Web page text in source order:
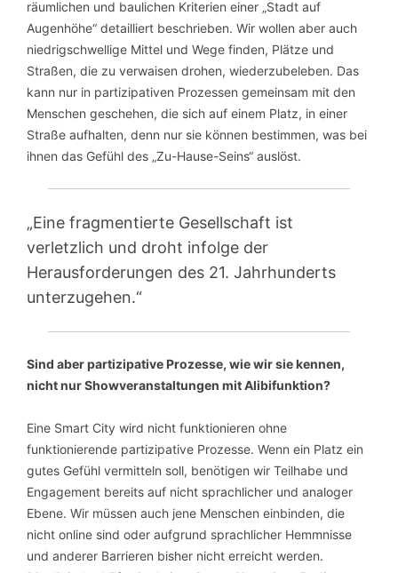
räumlichen und baulichen Kriterien einer „Stadt auf
Augenhöhe“ detailliert beschrieben. Wir wollen aber auch
niedrigschwellige Mittel und Wege finden, Plätze und
Straßen, die zu verwaisen drohen, wiederzubeleben. Das
kann nur in partizipativen Prozessen gemeinsam mit den
Menschen geschehen, die sich auf einem Platz, in einer
Straße aufhalten, denn nur sie können bestimmen, was bei
ihnen das Gefühl des „Zu-Hause-Seins“ auslöst.
„Eine fragmentierte Gesellschaft ist
verletzlich und droht infolge der
Herausforderungen des 21. Jahrhunderts
unterzugehen.“
Sind aber partizipative Prozesse, wie wir sie kennen,
nicht nur Showveranstaltungen mit Alibifunktion?
Eine Smart City wird nicht funktionieren ohne
funktionierende partizipative Prozesse. Wenn ein Platz ein
gutes Gefühl vermitteln soll, benötigen wir Teilhabe und
Engagement bereits auf nicht sprachlicher und analoger
Ebene. Wir müssen auch jene Menschen einbinden, die
nicht online sind oder aufgrund sprachlicher Hemmnisse
und anderer Barrieren bisher nicht erreicht werden.